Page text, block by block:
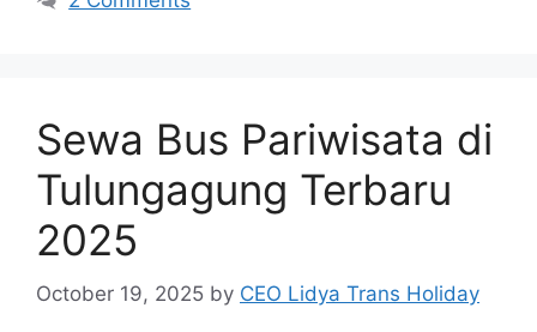
Sewa Bus Pariwisata di
Tulungagung Terbaru
2025
October 19, 2025 by CEO Lidya Trans Holiday